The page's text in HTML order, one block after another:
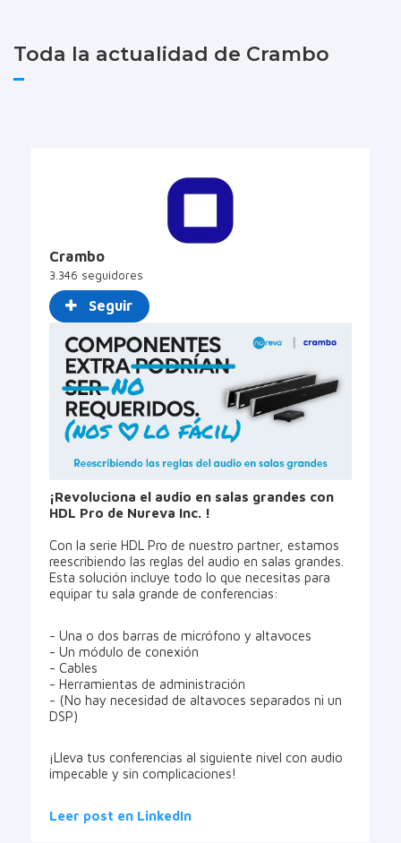
Toda la actualidad de Crambo
Crambo
3.346 seguidores
Seguir
¡Revoluciona el audio en salas grandes con
HDL Pro de Nureva Inc. !
Con la serie HDL Pro de nuestro partner, estamos
reescribiendo las reglas del audio en salas grandes.
Esta solución incluye todo lo que necesitas para
equipar tu sala grande de conferencias:
- Una o dos barras de micrófono y altavoces
- Un módulo de conexión
- Cables
- Herramientas de administración
- (No hay necesidad de altavoces separados ni un
DSP)
¡Lleva tus conferencias al siguiente nivel con audio
impecable y sin complicaciones!
Leer post en LinkedIn